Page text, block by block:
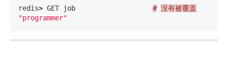
redis> GET job # 没有被覆盖
"programmer"